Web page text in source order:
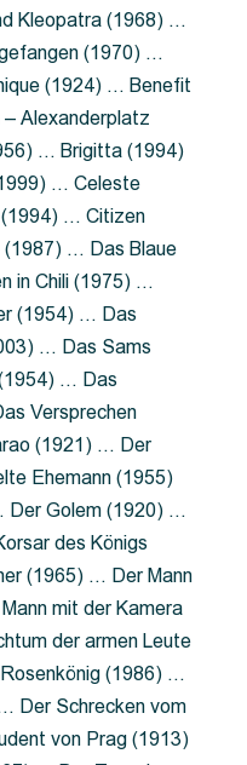
Kleopatra (1968) …
(1970) …
(1924) … Benefit
Alexanderplatz
… Brigitta (1994)
… Celeste
(1994) … Citizen
(1987) … Das Blaue
in Chili (1975) …
(1954) … Das
… Das Sams
… Das
Versprechen
(1921) … Der
Ehemann (1955)
Der Golem (1920) …
des Königs
(1965) … Der Mann
mit der Kamera
der armen Leute
(1986) …
Der Schrecken vom
von Prag (1913)